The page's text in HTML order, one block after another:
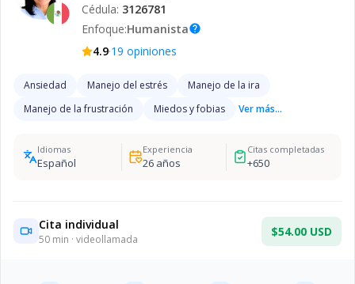
Cédula: 3126781
Enfoque:Humanistahelp
4.9·19 opiniones
Ansiedad Manejo del estrés
Manejo de la ira
Manejo de la frustración
Miedos y fobias Ver más...
Idiomas
Español
Experiencia
26años
Citas completadas
+650
Cita individual
50 min · videollamada
$54.00 USD